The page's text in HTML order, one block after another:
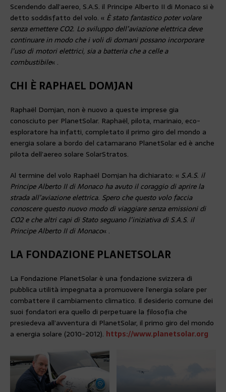
Scendendo dall’aereo, S.A.S. il Principe Alberto II di Monaco si è
detto soddisfatto del volo. « È stato fantastico poter volare
senza emettere CO2. Lo sviluppo dell’aviazione elettrica deve
continuare in modo che i voli di domani possano incorporare
l’uso di motori elettrici, sia a batteria che a celle a
combustibile« .
CHI È RAPHAEL DOMJAN
Raphaël Domjan, non è nuovo a queste imprese gia
conosciuto per PlanetSolar. Raphaël, pilota, marinaio, eco-
esploratore ha infatti, completato il primo giro del mondo a
energia solare a bordo del catamarano PlanetSolar ed è anche
pilota dell’aereo solare SolarStratos.
Al termine del volo Raphaël Domjan ha dichiarato: « S.A.S. il
Principe Alberto II di Monaco ha avuto il coraggio di aprire la
strada all’aviazione elettrica. Spero che questo volo faccia
conoscere questo nuovo modo di viaggiare senza emissioni di
CO2 e che altri capi di Stato seguano l’iniziativa di S.A.S. il
Principe Alberto II di Monaco« .
LA FONDAZIONE PLANETSOLAR
La Fondazione PlanetSolar è una fondazione svizzera di
pubblica utilità impegnata a promuovere l’energia solare per
combattere il cambiamento climatico. Il desiderio comune dei
suoi fondatori era quello di perpetuare la filosofia che
presiedeva all’avventura di PlanetSolar, il primo giro del mondo
a energia solare (2010-2012). https://www.planetsolar.org